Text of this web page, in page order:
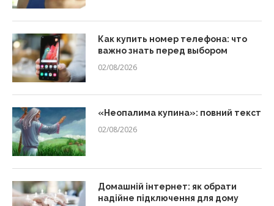
Как купить номер телефона: что
важно знать перед выбором
02/08/2026
«Неопалима купина»: повний текст
02/08/2026
Домашній інтернет: як обрати
надійне підключення для дому